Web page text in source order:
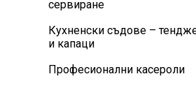
сервиране
Кухненски съдове –
и капаци
Професионални касероли